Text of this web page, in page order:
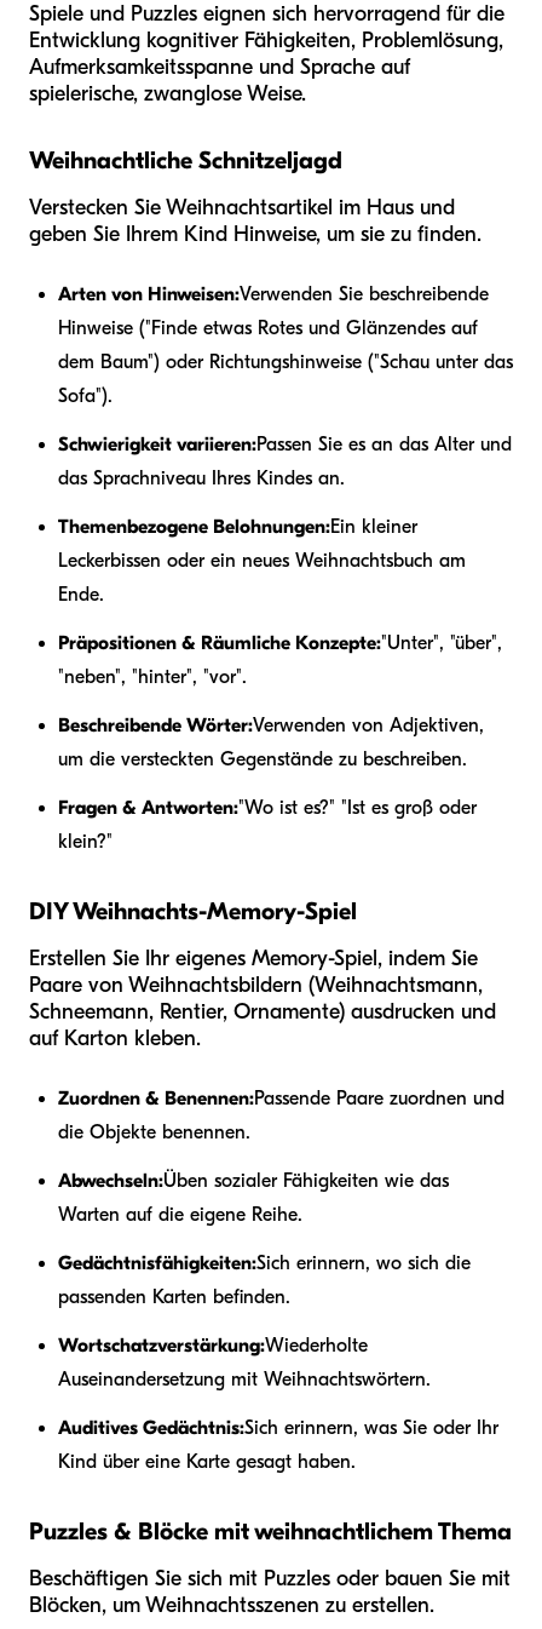
Spiele und Puzzles eignen sich hervorragend für die
Entwicklung kognitiver Fähigkeiten, Problemlösung,
Aufmerksamkeitsspanne und Sprache auf
spielerische, zwanglose Weise.
Weihnachtliche Schnitzeljagd
Verstecken Sie Weihnachtsartikel im Haus und
geben Sie Ihrem Kind Hinweise, um sie zu finden.
Arten von Hinweisen:Verwenden Sie beschreibende
Hinweise ("Finde etwas Rotes und Glänzendes auf
dem Baum") oder Richtungshinweise ("Schau unter das
Sofa").
Schwierigkeit variieren:Passen Sie es an das Alter und
das Sprachniveau Ihres Kindes an.
Themenbezogene Belohnungen:Ein kleiner
Leckerbissen oder ein neues Weihnachtsbuch am
Ende.
Präpositionen & Räumliche Konzepte:"Unter", "über",
"neben", "hinter", "vor".
Beschreibende Wörter:Verwenden von Adjektiven,
um die versteckten Gegenstände zu beschreiben.
Fragen & Antworten:"Wo ist es?" "Ist es groß oder
klein?"
DIY Weihnachts-Memory-Spiel
Erstellen Sie Ihr eigenes Memory-Spiel, indem Sie
Paare von Weihnachtsbildern (Weihnachtsmann,
Schneemann, Rentier, Ornamente) ausdrucken und
auf Karton kleben.
Zuordnen & Benennen:Passende Paare zuordnen und
die Objekte benennen.
Abwechseln:Üben sozialer Fähigkeiten wie das
Warten auf die eigene Reihe.
Gedächtnisfähigkeiten:Sich erinnern, wo sich die
passenden Karten befinden.
Wortschatzverstärkung:Wiederholte
Auseinandersetzung mit Weihnachtswörtern.
Auditives Gedächtnis:Sich erinnern, was Sie oder Ihr
Kind über eine Karte gesagt haben.
Puzzles & Blöcke mit weihnachtlichem Thema
Beschäftigen Sie sich mit Puzzles oder bauen Sie mit
Blöcken, um Weihnachtsszenen zu erstellen.